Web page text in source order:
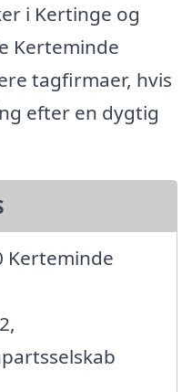
i Kertinge og
Kerteminde
tagfirmaer, hvis
efter en dygtig
Kerteminde